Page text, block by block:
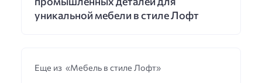
уникальной мебели в стиле Лофт
Еще из «Мебель в стиле Лофт»